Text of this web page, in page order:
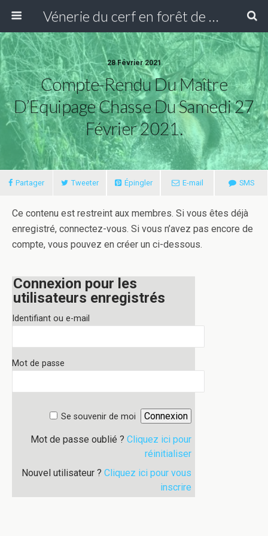
Vénerie du cerf en forêt de Compiègne
28 Février 2021
Compte-Rendu Du Maître
D’Equipage Chasse Du Samedi 27
Février 2021.
Partager Tweeter Épingler E-mail SMS
Ce contenu est restreint aux membres. Si vous êtes déjà
enregistré, connectez-vous. Si vous n’avez pas encore de
compte, vous pouvez en créer un ci-dessous.
Connexion pour les
utilisateurs enregistrés
Identifiant ou e-mail
Mot de passe
Se souvenir de moi
Mot de passe oublié ? Cliquez ici pour
réinitialiser
Nouvel utilisateur ? Cliquez ici pour vous
inscrire